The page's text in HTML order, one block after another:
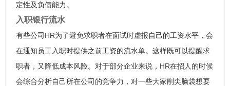
定性及负债能力。
入职银行流水
有些公司HR为了避免求职者在面试时虚报自己的工资水平，会
在通知员工入职时提供之前工资的流水单。这样既可以提醒求
职者，又降低成本风险。对于部分企业来说，HR在招人的时候
会综合分析自己所在公司的竞争力，对一些大家削尖脑袋想要